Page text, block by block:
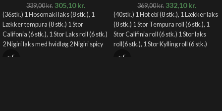
339,00kr. 305,10kr.
(36stk.) 1 Hosomaki laks (8 stk.), 1
Lækker tempura (8 stk.) 1 Stor
Califonia (6 stk.), 1 Stor Laks roll (6 stk.)
2 Nigiri laks med hvidløg 2 Nigiri spicy
tun 2 Nigiri avocado 2 Nigiri reje,
369,00kr. 332,10kr.
(40stk.) 1 Hot ebi (8 stk.), 1 Lækker laks
(8 stk.) 1 Stor Tempura roll (6 stk.), 1
Stor Califinia roll (6 stk.) 1 Stor laks
roll(6 stk.), 1 Stor Kylling roll (6 stk.)